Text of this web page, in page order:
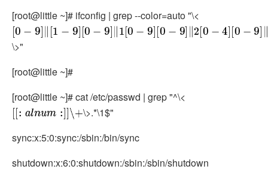
[root@little ~]# ifconfig | grep --color=auto "\<
[0−9] ‖[1 9] 0− 9] ‖1 0− 9] −9] ‖2 0− 4][ 0− 9]‖ 25[0 −5 ]
\>"
[root@little ~]#
[root@little ~]# cat /etc/passwd | grep "^\<
[[:a lnum:]]\+
\>.*\1$"
sync:x:5:0:sync:/sbin:/bin/sync
shutdown:x:6:0:shutdown:/sbin:/sbin/shutdown